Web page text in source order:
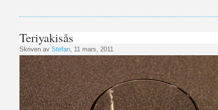
Teriyakisås
Skriven av Stefan , 11 mars, 2011